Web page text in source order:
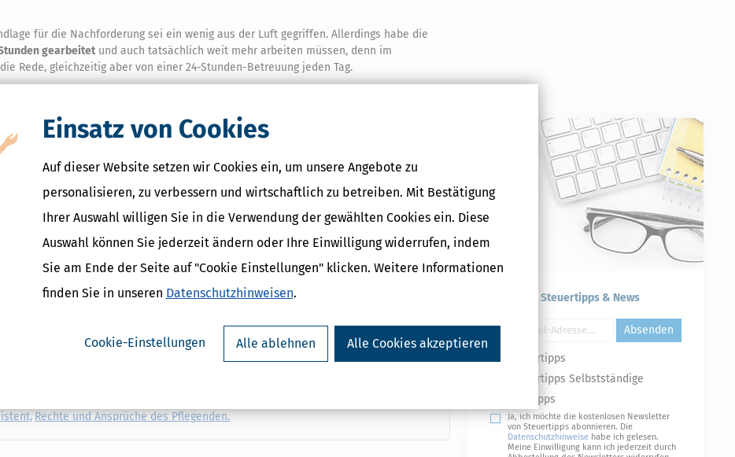
Einsatz von Cookies
Auf dieser Website setzen wir Cookies ein, um unsere Angebote zu
personalisieren, zu verbessern und wirtschaftlich zu betreiben. Mit Bestätigung
Ihrer Auswahl willigen Sie in die Verwendung der gewählten Cookies ein. Diese
Auswahl können Sie jederzeit ändern oder Ihre Einwilligung widerrufen, indem
Sie am Ende der Seite auf "Cookie Einstellungen" klicken. Weitere Informationen
finden Sie in unseren Datenschutzhinweisen.
Cookie-Einstellungen Alle ablehnen Alle Cookies akzeptieren
für die Nachforderung sei ein wenig aus der Luft gegriffen. Allerdings habe die
gearbeitetund auch tatsächlich weit mehr arbeiten müssen, denn im
Rede, gleichzeitig aber von einer 24-Stunden-Betreuung jeden Tag.
und der
zurückverwiesen.
auf Dauer noch teurer werden. Lösungen im Bereich der gesetzlichen
von den über ausländische Pflegeagenturen vermittelten Pflegekräften
monatlich gezahltePflegegeldzur Verfügung.
der
Tagespflegesein – also eine tageweise Betreuung der Betroffenen in einer
Betreuung der Pflegebedürftigen (tagsüber oder auch nachts, dann nennt sich das
der nach Pflegegraden festgelegten Beträge übernommen. Diese Leistungen
das den Betroffenen zusteht.
Rechte und Ansprüche des Pflegenden.
Kostenlose Steuertipps & News
Absenden
Steuertipps
Steuertipps Selbstständige
Geldtipps
Ja, ich möchte die kostenlosen Newsletter
von Steuertipps abonnieren. Die
Datenschutzhinweise habe ich gelesen.
Meine Einwilligung kann ich jederzeit durch